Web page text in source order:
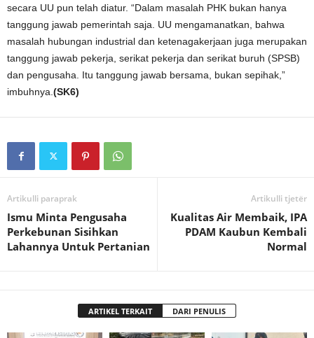
secara UU pun telah diatur. “Dalam masalah PHK bukan hanya
tanggung jawab pemerintah saja. UU mengamanatkan, bahwa
masalah hubungan industrial dan ketenagakerjaan juga merupakan
tanggung jawab pekerja, serikat pekerja dan serikat buruh (SPSB)
dan pengusaha. Itu tanggung jawab bersama, bukan sepihak,”
imbuhnya. (SK6)
Artikulli paraprak
Ismu Minta Pengusaha
Perkebunan Sisihkan
Lahannya Untuk Pertanian
Artikulli tjetër
Kualitas Air Membaik, IPA
PDAM Kaubun Kembali
Normal
ARTIKEL TERKAIT DARI PENULIS